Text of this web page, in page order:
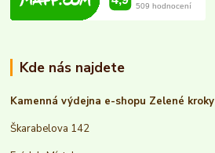
Kde nás najdete
Kamenná výdejna e-shopu Zelené kroky
Škarabelova 142